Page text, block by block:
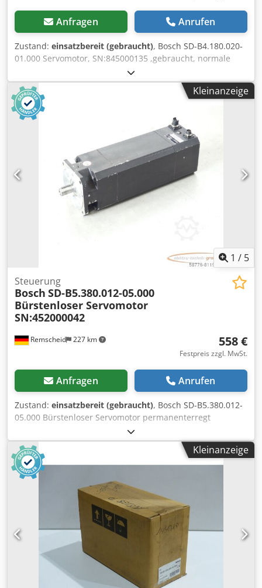
Anfragen Anrufen
Zustand: einsatzbereit (gebraucht), Bosch SD-B4.180.020-
01.000 Servomotor, SN:845000135 ,gebraucht, normale
Gebrauchsspuren, 100% funktionsfähig, Lieferumfang
gem. Fotos Dsdpfx Agsi D E Ums Rjkr
Kleinanzeige
1 / 5
Remscheid 227 km
Steuerung
Bosch SD-B5.380.012-05.000
Bürstenloser Servomotor
SN:452000042
558 €
Festpreis zzgl. MwSt.
Anfragen Anrufen
Zustand: einsatzbereit (gebraucht), Bosch SD-B5.380.012-
05.000 Bürstenloser Servomotor permanenterregt
SN:452000042 , eine Anschlussbuchse ist leicht beschädigt
bzw. locker siehe Foto,gebraucht, normale
Gebrauchsspuren, 100% funktionsfähig, Lieferumfang
gem. Fotos,ACHTUNG: Kosten für Verpackung und Versand
bitte separat anfragen! ATTENTION: Please enquire for
charges for packing and transport separately! Dedpfxsi D
Kleinanzeige